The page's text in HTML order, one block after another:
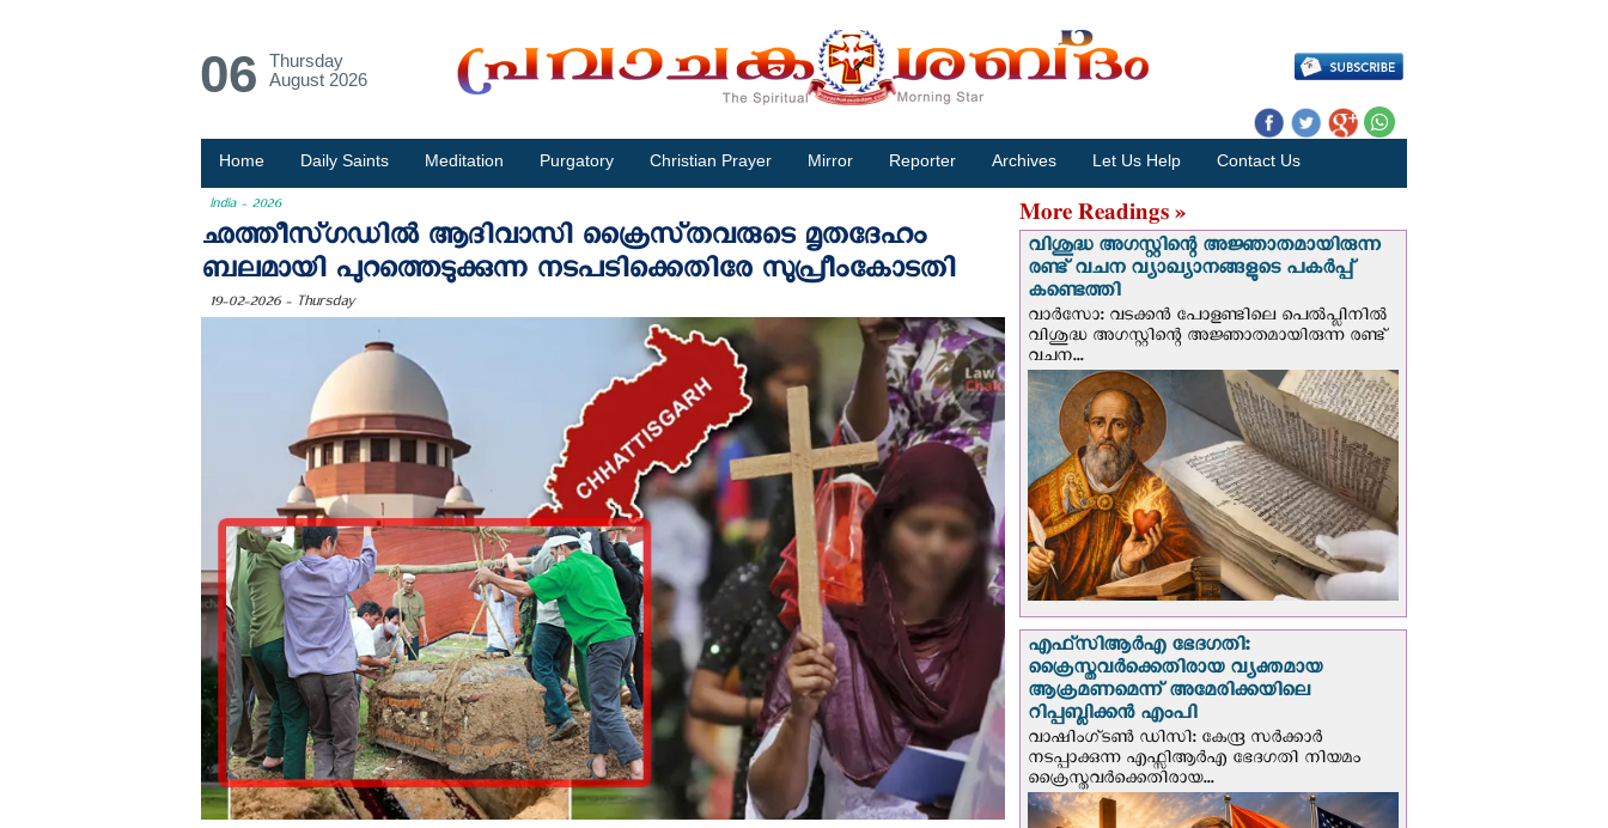
06
Thursday
August 2026
Home Daily Saints Meditation Purgatory Christian Prayer Mirror Reporter Archives Let Us Help Contact Us
India - 2026
ഛത്തീസ്‌ഗഡിൽ ആദിവാസി ക്രൈസ്‌തവരുടെ മൃതദേഹം
ബലമായി പുറത്തെടുക്കുന്ന നടപടിക്കെതിരേ സുപ്രീംകോടതി
19-02-2026 - Thursday
More Readings »
വിശുദ്ധ അഗസ്റ്റിന്റെ അജ്ഞാതമായിരുന്ന
രണ്ട് വചന വ്യാഖ്യാനങ്ങളുടെ പകര്‍പ്പ്
കണ്ടെത്തി
വാര്‍സോ: വടക്കൻ പോളണ്ടിലെ പെൽപ്ലിനില്‍
വിശുദ്ധ അഗസ്റ്റിന്റെ അജ്ഞാതമായിരുന്ന രണ്ട്
വചന...
എഫ്‌സി‌ആര്‍‌എ ഭേദഗതി:
ക്രൈസ്തവർക്കെതിരായ വ്യക്തമായ
ആക്രമണമെന്ന് അമേരിക്കയിലെ
റിപ്പബ്ലിക്കൻ എംപി
വാഷിംഗ്ടണ്‍ ഡി‌സി: കേന്ദ്ര സർക്കാർ
നടപ്പാക്കുന്ന എഫ്സിആർഎ ഭേദഗതി നിയമം
ക്രൈസ്തവർക്കെതിരായ...